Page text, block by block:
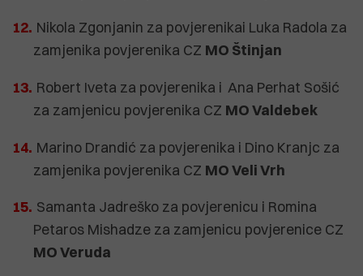
Nikola Zgonjanin za povjerenikai Luka Radola za
zamjenika povjerenika CZ MO Štinjan
Robert Iveta za povjerenika i Ana Perhat Sošić
za zamjenicu povjerenika CZ MO Valdebek
Marino Drandić za povjerenika i Dino Kranjc za
zamjenika povjerenika CZ MO Veli Vrh
Samanta Jadreško za povjerenicu i Romina
Petaros Mishadze za zamjenicu povjerenice CZ
MO Veruda